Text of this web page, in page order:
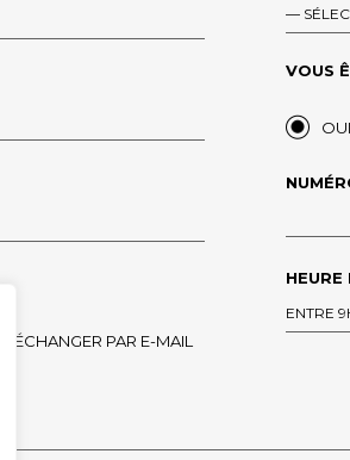
ÉCHANGER PAR E-MAIL
—
VOUS
OUI
ENTRE